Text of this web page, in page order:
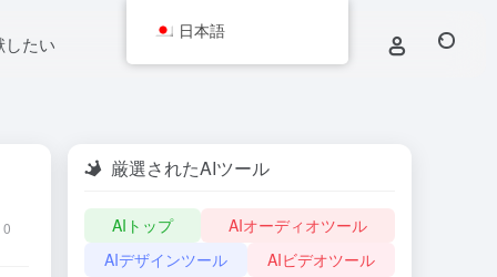
したい
0
厳選されたAIツール
AIトップ
AIオーディオツール
AIデザインツール
AIビデオツール
日本語